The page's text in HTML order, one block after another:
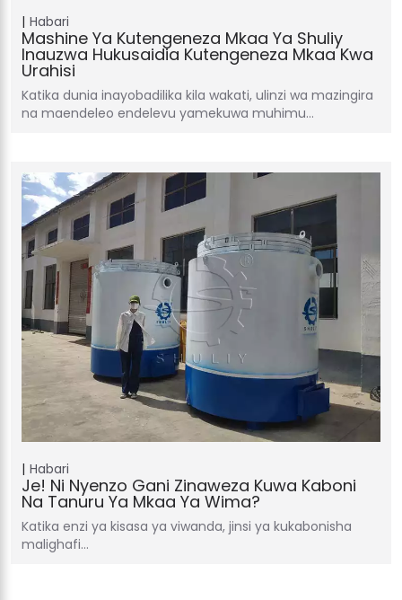
Habari
Mashine Ya Kutengeneza Mkaa Ya Shuliy
Inauzwa Hukusaidia Kutengeneza Mkaa Kwa
Urahisi
Katika dunia inayobadilika kila wakati, ulinzi wa mazingira
na maendeleo endelevu yamekuwa muhimu…
Habari
Je! Ni Nyenzo Gani Zinaweza Kuwa Kaboni
Na Tanuru Ya Mkaa Ya Wima?
Katika enzi ya kisasa ya viwanda, jinsi ya kukabonisha
malighafi…